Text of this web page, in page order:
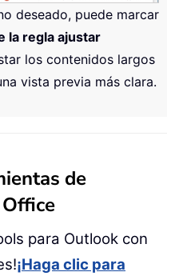
deseado, puede marcar
la regla ajustar
los contenidos largos
vista previa más clara.
de
para Outlook con
¡Haga clic para